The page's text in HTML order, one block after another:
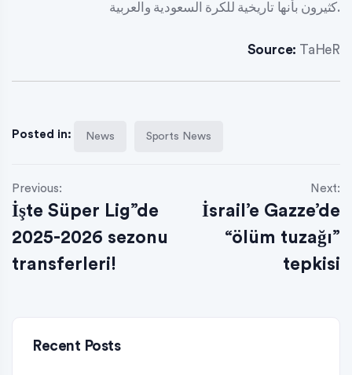
كثيرون بأنها تاريخية للكرة السعودية والعربية.
Source: TaHeR
Posted in: News Sports News
Previous:
İşte Süper Lig”de
2025-2026 sezonu
transferleri!
Next:
İsrail’e Gazze’de
“ölüm tuzağı”
tepkisi
Recent Posts